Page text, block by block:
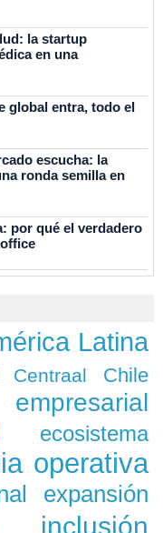
la startup
en una
global entra, todo el
escucha: la
ronda semilla en
por qué el verdadero
Latina
Centraal Chile
ecosistema
operativa
expansión
inclusión